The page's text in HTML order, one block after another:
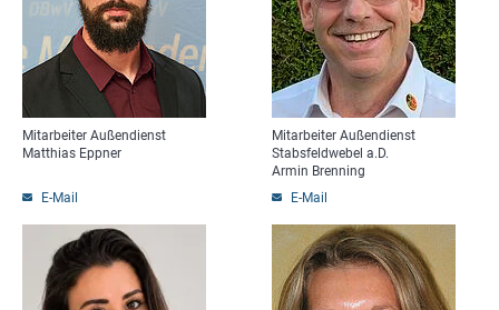
Mitarbeiter Außendienst
Matthias Eppner
E-Mail
Mitarbeiter Außendienst
Stabsfeldwebel a.D.
Armin Brenning
E-Mail